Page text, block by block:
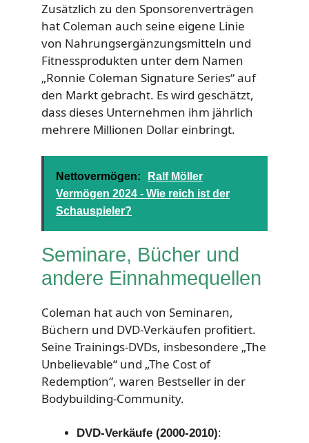
Zusätzlich zu den Sponsorenverträgen
hat Coleman auch seine eigene Linie
von Nahrungsergänzungsmitteln und
Fitnessprodukten unter dem Namen
„Ronnie Coleman Signature Series“ auf
den Markt gebracht. Es wird geschätzt,
dass dieses Unternehmen ihm jährlich
mehrere Millionen Dollar einbringt.
Nettovermögen:
Ralf Möller
Vermögen 2024 - Wie reich ist der
Schauspieler?
Seminare, Bücher und
andere Einnahmequellen
Coleman hat auch von Seminaren,
Büchern und DVD-Verkäufen profitiert.
Seine Trainings-DVDs, insbesondere „The
Unbelievable“ und „The Cost of
Redemption“, waren Bestseller in der
Bodybuilding-Community.
DVD-Verkäufe (2000-2010):